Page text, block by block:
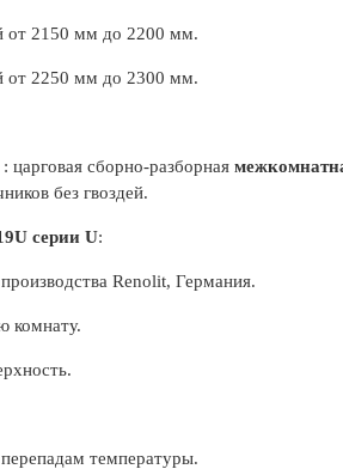
от 2150 мм до 2200 мм.
от 2250 мм до 2300 мм.
: царговая сборно-разборная
без гвоздей.
серии U:
Renolit, Германия.
комнату.
температуры.